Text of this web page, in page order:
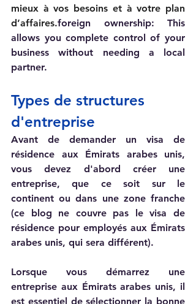
mieux à vos besoins et à votre plan
d’affaires.foreign ownership: This
allows you complete control of your
business without needing a local
partner.
Types de structures
d'entreprise
Avant de demander un visa de
résidence aux Émirats arabes unis,
vous devez d'abord créer une
entreprise, que ce soit sur le
continent ou dans une zone franche
(ce blog ne couvre pas le visa de
résidence pour employés aux Émirats
arabes unis, qui sera différent).
Lorsque vous démarrez une
entreprise aux Émirats arabes unis, il
est essentiel de sélectionner la bonne